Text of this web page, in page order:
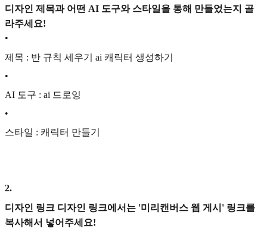
디자인 제목과 어떤 AI 도구와 스타일을 통해 만들었는지 골
라주세요!
•
제목 : 반 규칙 세우기 ai 캐릭터 생성하기
•
AI 도구 : ai 드로잉
•
스타일 : 캐릭터 만들기
2.
디자인 링크 디자인 링크에서는 '미리캔버스 웹 게시' 링크를
복사해서 넣어주세요!